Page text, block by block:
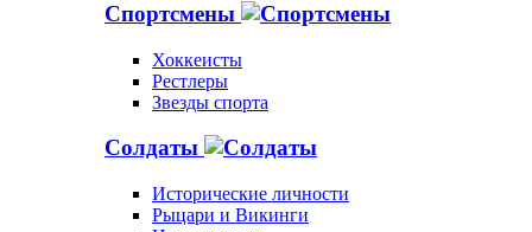
Спортсмены
Хоккеисты
Рестлеры
Звезды спорта
Солдаты
Исторические личности
Рыцари и Викинги